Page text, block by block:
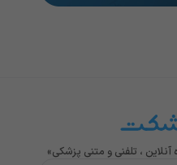
، تلفنی و متنی پزشکی»